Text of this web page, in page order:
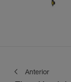
Anterior